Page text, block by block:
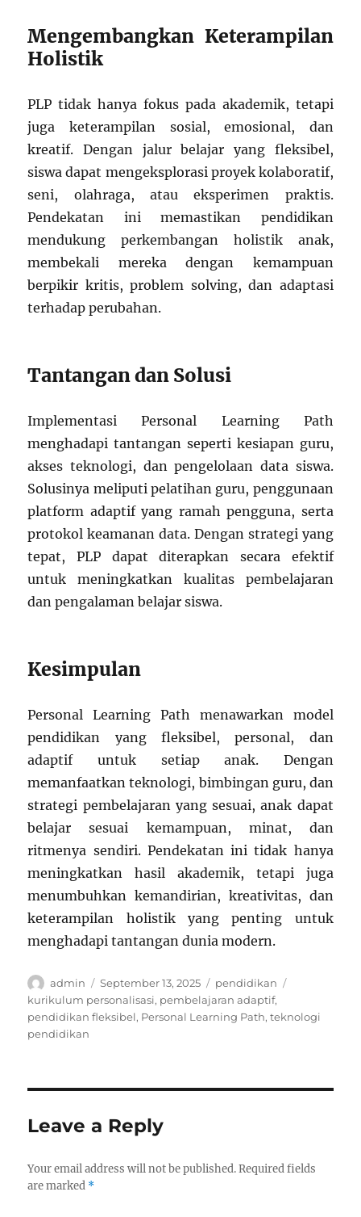
Mengembangkan Keterampilan
Holistik
PLP tidak hanya fokus pada akademik, tetapi
juga keterampilan sosial, emosional, dan
kreatif. Dengan jalur belajar yang fleksibel,
siswa dapat mengeksplorasi proyek kolaboratif,
seni, olahraga, atau eksperimen praktis.
Pendekatan ini memastikan pendidikan
mendukung perkembangan holistik anak,
membekali mereka dengan kemampuan
berpikir kritis, problem solving, dan adaptasi
terhadap perubahan.
Tantangan dan Solusi
Implementasi Personal Learning Path
menghadapi tantangan seperti kesiapan guru,
akses teknologi, dan pengelolaan data siswa.
Solusinya meliputi pelatihan guru, penggunaan
platform adaptif yang ramah pengguna, serta
protokol keamanan data. Dengan strategi yang
tepat, PLP dapat diterapkan secara efektif
untuk meningkatkan kualitas pembelajaran
dan pengalaman belajar siswa.
Kesimpulan
Personal Learning Path menawarkan model
pendidikan yang fleksibel, personal, dan
adaptif untuk setiap anak. Dengan
memanfaatkan teknologi, bimbingan guru, dan
strategi pembelajaran yang sesuai, anak dapat
belajar sesuai kemampuan, minat, dan
ritmenya sendiri. Pendekatan ini tidak hanya
meningkatkan hasil akademik, tetapi juga
menumbuhkan kemandirian, kreativitas, dan
keterampilan holistik yang penting untuk
menghadapi tantangan dunia modern.
Author
admin
Posted
on
September 13, 2025 Categories
pendidikan
kurikulum personalisasi, pembelajaran adaptif,
pendidikan fleksibel, Personal Learning Path,teknologi
pendidikan
Leave a Reply
Your email address will not be published. Required fields
are marked *